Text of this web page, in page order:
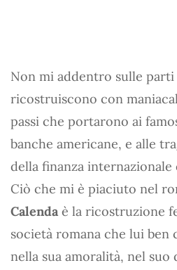
Non mi addentro sulle
ricostruiscono con
passi che portarono ai
banche americane, e alle
della finanza
Ciò che mi è piaciuto nel
Calenda è la ricostruzione
società romana che lui ben
nella sua amoralità, nel